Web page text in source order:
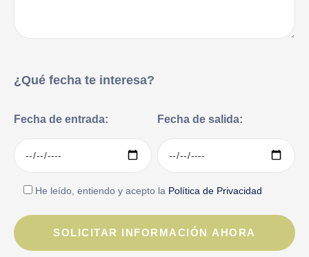
¿Qué fecha te interesa?
Fecha de entrada: Fecha de salida:
He leído, entiendo y acepto la Política de Privacidad